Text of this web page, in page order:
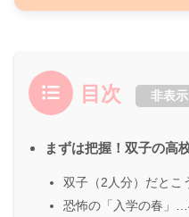
目次 非表示
まずは把握！双子の高
双子（2人分）だとこ
恐怖の「入学の春」